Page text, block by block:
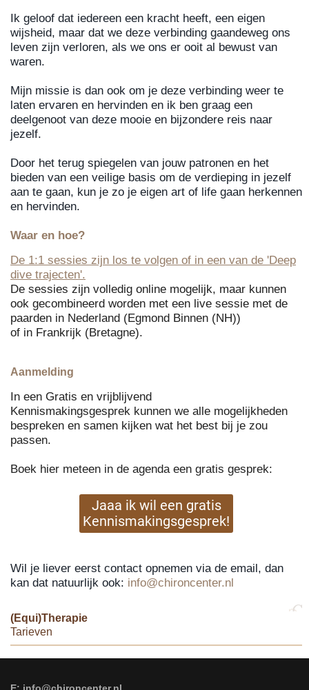
(Equi)Therapie
Tarieven
Ik geloof dat iedereen een kracht heeft, een eigen
wijsheid, maar dat we deze verbinding gaandeweg ons
leven zijn verloren, als we ons er ooit al bewust van
waren.
Mijn missie is dan ook om je deze verbinding weer te
laten ervaren en hervinden en ik ben graag een
deelgenoot van deze mooie en bijzondere reis naar
jezelf.
Door het terug spiegelen van jouw patronen en het
bieden van een veilige basis om de verdieping in jezelf
aan te gaan, kun je zo je eigen art of life gaan herkennen
en hervinden.
Waar en hoe?
De 1:1 sessies zijn los te volgen of in een van de 'Deep
dive trajecten'.
De sessies zijn volledig online mogelijk, maar kunnen
ook gecombineerd worden met een live sessie met de
paarden in Nederland (Egmond Binnen (NH))
of in Frankrijk (Bretagne).
Aanmelding
In een Gratis en vrijblijvend
Kennismakingsgesprek kunnen we alle mogelijkheden
bespreken en samen kijken wat het best bij je zou
passen.
Boek hier meteen in de agenda een gratis gesprek:
Jaaa ik wil een gratis
Kennismakingsgesprek!
Wil je liever eerst contact opnemen via de email, dan
kan dat natuurlijk ook: info@chironcenter.nl